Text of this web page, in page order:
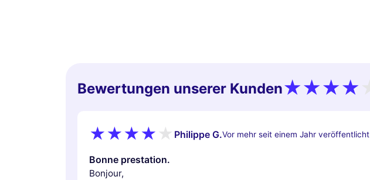
Bewertungen unserer Kunden
Philippe G.Vor mehr seit einem Jahr veröffentlicht
Bonne prestation.
Bonjour,